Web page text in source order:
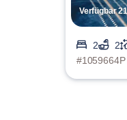
Verfügbar
2 2
#1059664P